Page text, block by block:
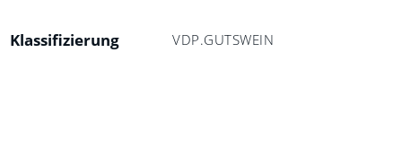
Klassifizierung VDP.GUTSWEIN